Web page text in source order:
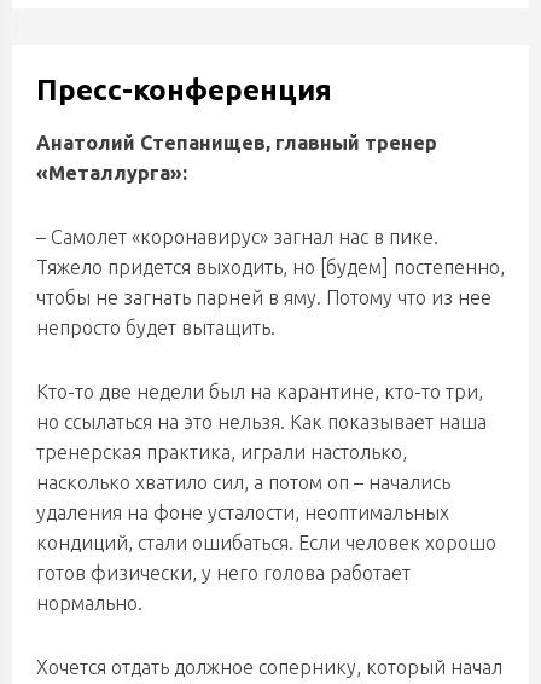
Пресс-конференция
Анатолий Степанищев, главный тренер
«Металлурга»:
– Самолет «коронавирус» загнал нас в пике.
Тяжело придется выходить, но [будем] постепенно,
чтобы не загнать парней в яму. Потому что из нее
непросто будет вытащить.
Кто-то две недели был на карантине, кто-то три,
но ссылаться на это нельзя. Как показывает наша
тренерская практика, играли настолько,
насколько хватило сил, а потом оп – начались
удаления на фоне усталости, неоптимальных
кондиций, стали ошибаться. Если человек хорошо
готов физически, у него голова работает
нормально.
Хочется отдать должное сопернику, который начал